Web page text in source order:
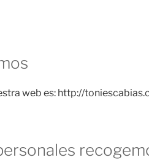
web es: http://